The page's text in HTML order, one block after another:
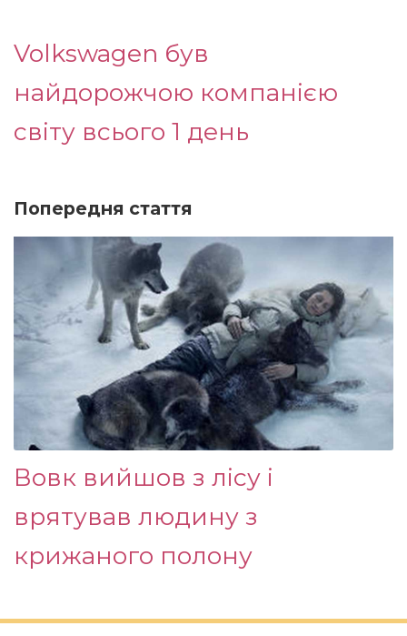
Volkswagen був
найдорожчою компанією
світу всього 1 день
Попередня стаття
Вовк вийшов з лісу і
врятував людину з
крижаного полону